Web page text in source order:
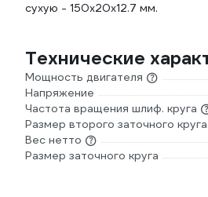
сухую - 150х20х12.7 мм.
Технические
Мощность двигателя
Напряжение
Частота вращения шлиф. круга
Размер второго заточного круга
Вес нетто
Размер заточного круга